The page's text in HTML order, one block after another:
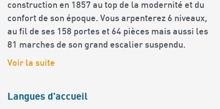
construction en 1857 au top de la modernité et du
confort de son époque. Vous arpenterez 6 niveaux,
au fil de ses 158 portes et 64 pièces mais aussi les
81 marches de son grand escalier suspendu.
Voir la suite
Langues d'accueil